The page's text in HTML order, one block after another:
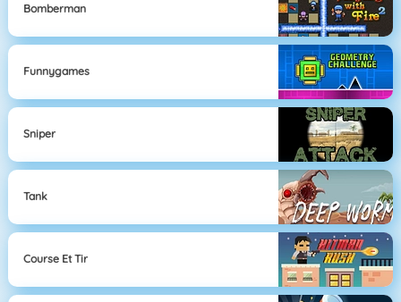
Bomberman
Funnygames
Sniper
Tank
Course Et Tir